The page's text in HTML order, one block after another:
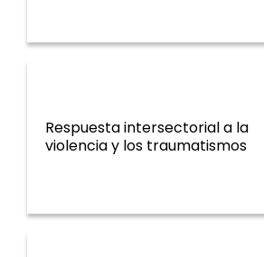
Respuesta intersectorial a la
violencia y los traumatismos
ENT y factores de riesgo,
violencia y